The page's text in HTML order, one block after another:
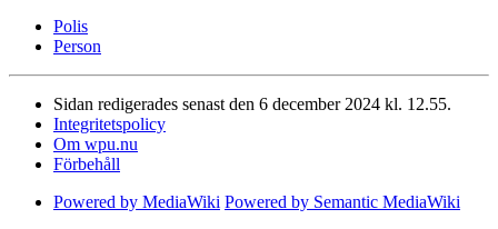
Polis
Person
Sidan redigerades senast den 6 december 2024 kl. 12.55.
Integritetspolicy
Om wpu.nu
Förbehåll
Powered by MediaWiki Powered by Semantic MediaWiki